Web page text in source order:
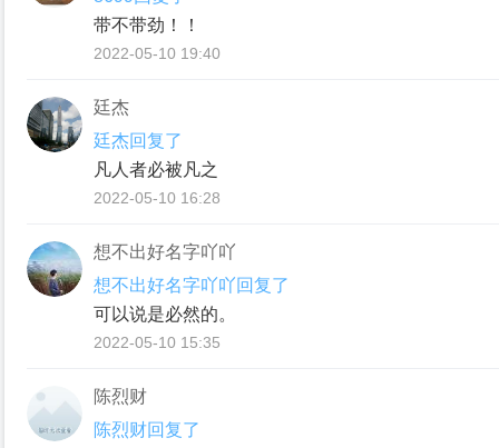
带不带劲！！
2022-05-10 19:40
廷杰
廷杰回复了
凡人者必被凡之
2022-05-10 16:28
想不出好名字吖吖
想不出好名字吖吖回复了
可以说是必然的。
2022-05-10 15:35
陈烈财
陈烈财回复了